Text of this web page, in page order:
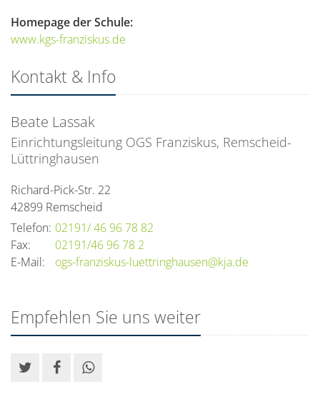
Homepage der Schule:
www.kgs-franziskus.de
Kontakt & Info
Beate Lassak
Einrichtungsleitung OGS Franziskus, Remscheid-
Lüttringhausen
Richard-Pick-Str. 22
42899 Remscheid
Telefon: 02191/ 46 96 78 82
Fax:
02191/46 96 78 2
E-Mail:
ogs-franziskus-luettringhausen@kja.de
Empfehlen Sie uns weiter